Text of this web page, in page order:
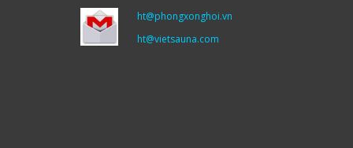
ht@phongxonghoi.vn
ht@vietsauna.com